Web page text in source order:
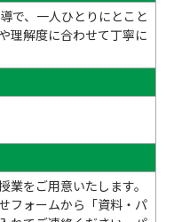
で、一人ひとりにとこと
理解度に合わせて丁寧に
をご用意いたします。
フォームから「資料・パ